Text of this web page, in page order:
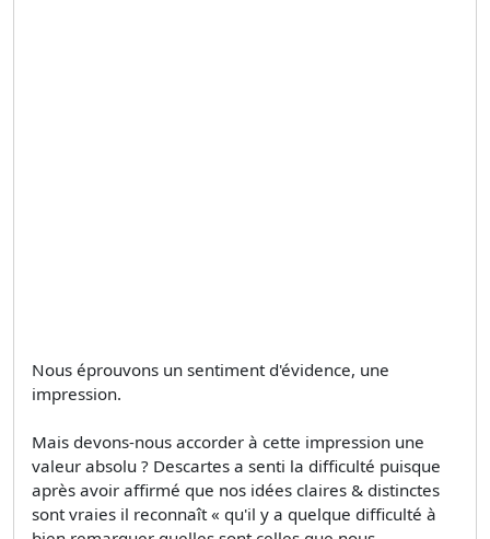
Nous éprouvons un sentiment d'évidence, une
impression.
Mais devons-nous accorder à cette impression une
valeur absolu ? Descartes a senti la difficulté puisque
après avoir affirmé que nos idées claires & distinctes
sont vraies il reconnaît « qu'il y a quelque difficulté à